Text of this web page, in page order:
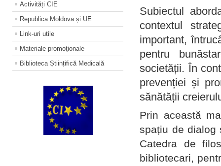
Activități CIE
Republica Moldova și UE
Link-uri utile
Materiale promoţionale
Biblioteca Științifică Medicală
Subiectul
contextul
important,
pentru
societății. În
prevenției și
sănătății
Prin această
spațiu de dialog
Catedra de
bibliotecari,